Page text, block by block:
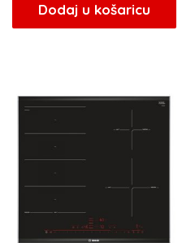
Dodaj u košaricu